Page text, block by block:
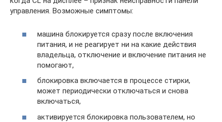
управления. Возможные симптомы:
машина блокируется сразу после включения
питания, и не реагирует ни на какие действия
владельца, отключение и включение питания не
помогают,
блокировка включается в процессе стирки,
может периодически отключаться и снова
включаться,
активируется блокировка пользователем, но